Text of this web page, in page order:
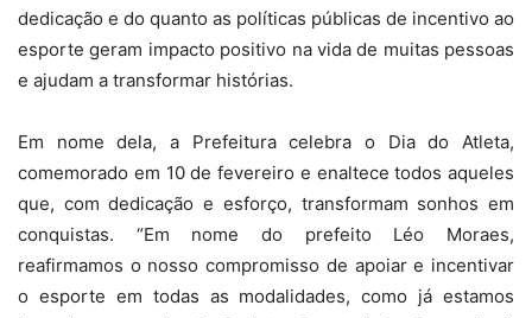
dedicação e do quanto as políticas públicas de incentivo ao
esporte geram impacto positivo na vida de muitas pessoas
e ajudam a transformar histórias.
Em nome dela, a Prefeitura celebra o Dia do Atleta,
comemorado em 10 de fevereiro e enaltece todos aqueles
que, com dedicação e esforço, transformam sonhos em
conquistas. “Em nome do prefeito Léo Moraes,
reafirmamos o nosso compromisso de apoiar e incentivar
o esporte em todas as modalidades, como já estamos